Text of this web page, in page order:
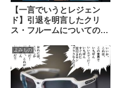
【一言でいうとレジェン
ド】引退を明言したクリ
ス・フルームについての海
る
よみもの